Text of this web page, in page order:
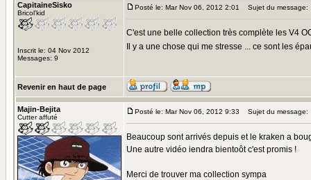
CapitaineSisko
Bricol'kid
Inscrit le: 04 Nov 2012
Messages: 9
Posté le: Mar Nov 06, 2012 2:01 Sujet du message:
C'est une belle collection très complète les V4
Il y a une chose qui me stresse ... ce sont les
Revenir en haut de page
Majin-Bejita
Cutter affuté
Posté le: Mar Nov 06, 2012 9:33 Sujet du message:
Beaucoup sont arrivés depuis et le kraken a
Une autre vidéo iendra bientoôt c'est promis !
Merci de trouver ma collection sympa